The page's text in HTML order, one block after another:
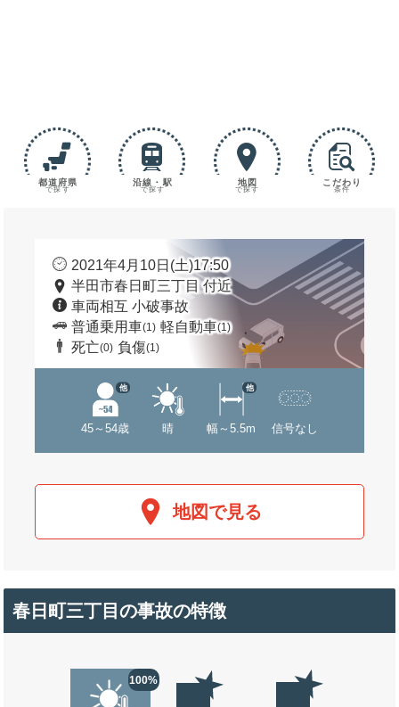
都道府県
で探す
沿線・駅
で探す
地図
で探す
こだわり
条件
2021年4月10日(土)17:50
半田市春日町三丁目 付近
車両相互 小破事故
普通乗用車(1) 軽自動車(1)
死亡(0) 負傷(1)
45～54歳
他
晴 幅～5.5m
他
信号なし
地図で見る
春日町三丁目の事故の特徴
100%